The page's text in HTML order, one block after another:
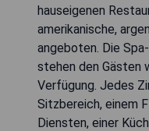
hauseigenen
amerikanische,
angeboten. Die
stehen den Gästen
Verfügung. Jedes
Sitzbereich, einem
Diensten, einer